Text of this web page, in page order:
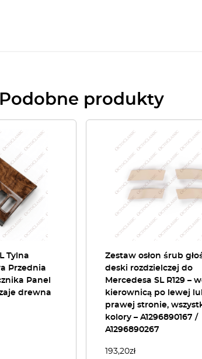
Podobne produkty
Tylna
Przednia
Panel
drewna
Zestaw osłon śrub
deski rozdzielczej do
Mercedesa SL R129 –
kierownicą po lewej
prawej stronie,
kolory – A1296890167 /
A1296890267
193,20zł